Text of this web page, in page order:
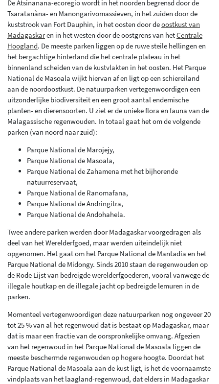
De Atsinanana-ecoregio wordt in het noorden begrensd door de
Tsaratanàna- en Manongarivomassieven, in het zuiden door de
kuststrook van Fort Dauphin, in het oosten door deoostkust van
Madagaskaren in het westen door de oostgrens van hetCentrale
Hoogland. De meeste parken liggen op de ruwe steile hellingen en
het bergachtige hinterland die het centrale plateau in het
binnenland scheiden van de kustvlakten in het oosten. Het Parque
National de Masoala wijkt hiervan af en ligt op een schiereiland
aan de noordoostkust. De natuurparken vertegenwoordigen een
uitzonderlijke biodiversiteit en een groot aantal endemische
planten- en dierensoorten. U ziet er de unieke flora en fauna van de
Malagassische regenwouden. In totaal gaat het om de volgende
parken (van noord naar zuid):
Parque National de Marojejy,
Parque National de Masoala,
Parque National de Zahamena met het bijhorende
natuurreservaat,
Parque National de Ranomafana,
Parque National de Andringitra,
Parque National de Andohahela.
Twee andere parken werden door Madagaskar voorgedragen als
deel van het Werelderfgoed, maar werden uiteindelijk niet
opgenomen. Het gaat om het Parque National de Mantadia en het
Parque National de Midongy. Sinds 2010 staan de regenwouden op
de Rode Lijst van bedreigde werelderfgoederen, vooral vanwege de
illegale houtkap en de illegale jacht op bedreigde lemuren in de
parken.
Momenteel vertegenwoordigen deze natuurparken nog ongeveer 20
tot 25 % van al het regenwoud dat is bestaat op Madagaskar, maar
dat is maar een fractie van de oorspronkelijke omvang. Afgezien
van het regenwoud in het Parque National de Masoala liggen de
meeste beschermde regenwouden op hogere hoogte. Doordat het
Parque National de Masoala aan de kust ligt, is het de voornaamste
vindplaats van het laagland-regenwoud, dat elders in Madagaskar